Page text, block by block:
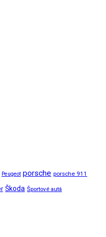
Peugeot porsche porsche 911
Škoda Športové autá